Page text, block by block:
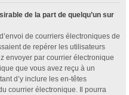
de la part de quelqu’un sur
de courriers électroniques de
de repérer les utilisateurs
envoyer par courrier électronique
que vous avez reçu à un
d’y inclure les en-têtes
courrier électronique. Il pourra